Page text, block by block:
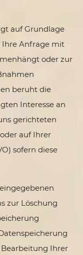
auf Grundlage
Ihre Anfrage mit
oder zur
beruht die
Interesse an
gerichteten
auf Ihrer
sofern diese
zur Löschung
Bearbeitung Ihrer